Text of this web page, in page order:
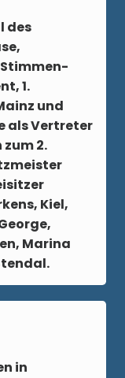
des
1.
und
als Vertreter
2.
Kiel,
Marina
in